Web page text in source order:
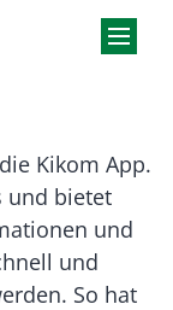
Kikom App.
und bietet
und
und
So hat